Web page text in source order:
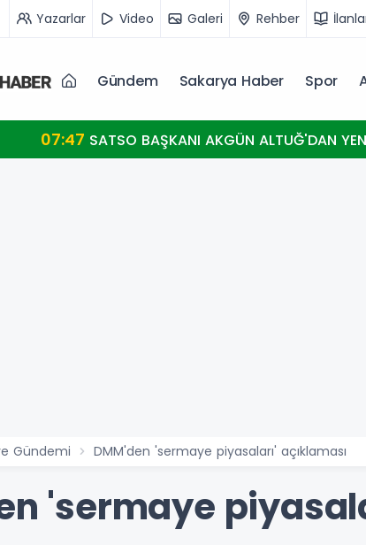
Yazarlar Video Galeri Rehber
Gündem Sakarya Haber Spor
07:47 SATSO BAŞKANI AKGÜN ALTUĞ'DAN
Gündemi DMM'den 'sermaye piyasaları' açıklaması
'sermaye